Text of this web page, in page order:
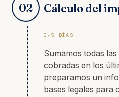
02 Cálculo del
3-5 DÍAS
Sumamos todas
cobradas en los
preparamos un
bases legales para